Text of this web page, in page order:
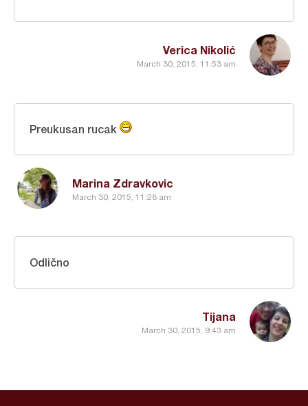
Verica Nikolić
March 30, 2015, 11:53 am
Marina Zdravkovic
March 30, 2015, 11:28 am
Preukusan rucak
Tijana
March 30, 2015, 9:43 am
Odlično